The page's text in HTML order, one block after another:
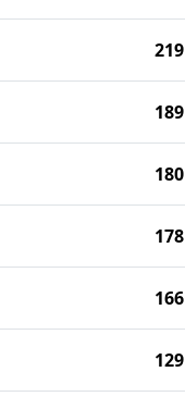
219
189
180
178
166
129